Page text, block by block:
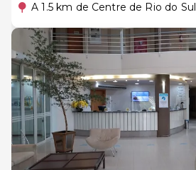
A 1.5 km de Centre de Rio do Sul